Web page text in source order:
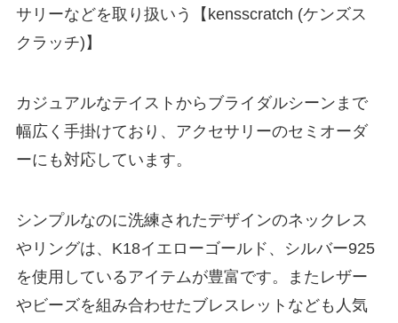
サリーなどを取り扱いう【kensscratch (ケンズス
クラッチ)】
カジュアルなテイストからブライダルシーンまで
幅広く手掛けており、アクセサリーのセミオーダ
ーにも対応しています。
シンプルなのに洗練されたデザインのネックレス
やリングは、K18イエローゴールド、シルバー925
を使用しているアイテムが豊富です。またレザー
やビーズを組み合わせたブレスレットなども人気